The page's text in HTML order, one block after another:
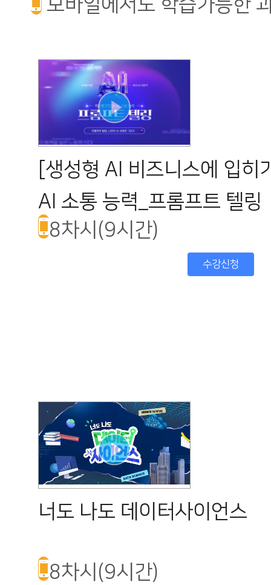
모바일에서도 학습가능한
[생성형 AI 비즈니스에 입히
AI 소통 능력_프롬프트 텔링
8차시(9시간)
수강신청
너도 나도 데이터사이언스
8차시(9시간)